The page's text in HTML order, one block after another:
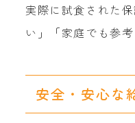
実際に試食された
い」「家庭でも参
安全・安心な